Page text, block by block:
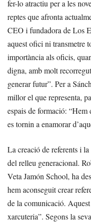
fer-lo atractiu per a les
reptes que afronta
CEO i fundadora de Los
aquest ofici ni transmetre
importància als oficis,
digna, amb molt
generar futur”. Per a
millor el que representa,
espais de formació: “Hem
es tornin a enamorar
La creació de referents i
del relleu generacional.
Veta Jamón School, ha
hem aconseguit crear
de la comunicació.
xarcuteria”. Segons la